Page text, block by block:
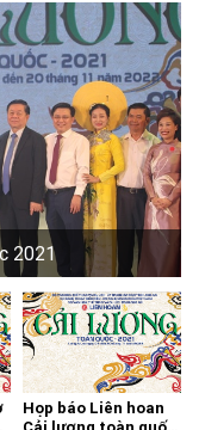
2021
Họp báo Liên hoan